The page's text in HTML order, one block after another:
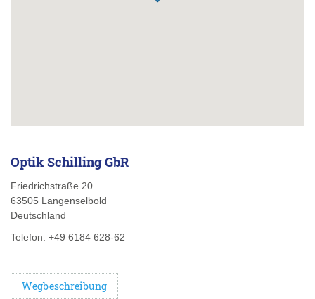
Optik Schilling GbR
Friedrichstraße 20
63505 Langenselbold
Deutschland
Telefon: +49 6184 628-62
Wegbeschreibung